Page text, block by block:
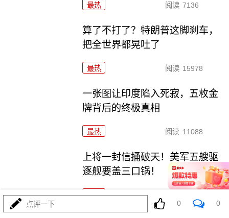
最热 阅读 7136
算了不打了？特朗普这脚刹车，
把全世界都晃吐了
最热 阅读 15978
一张图让印度陷入死寂，五枚金
牌背后的终极真相
最热 阅读 11088
上将一封信捅破天！美军五艘驱
逐舰要盖三口锅！
最热
点评一下 0 0